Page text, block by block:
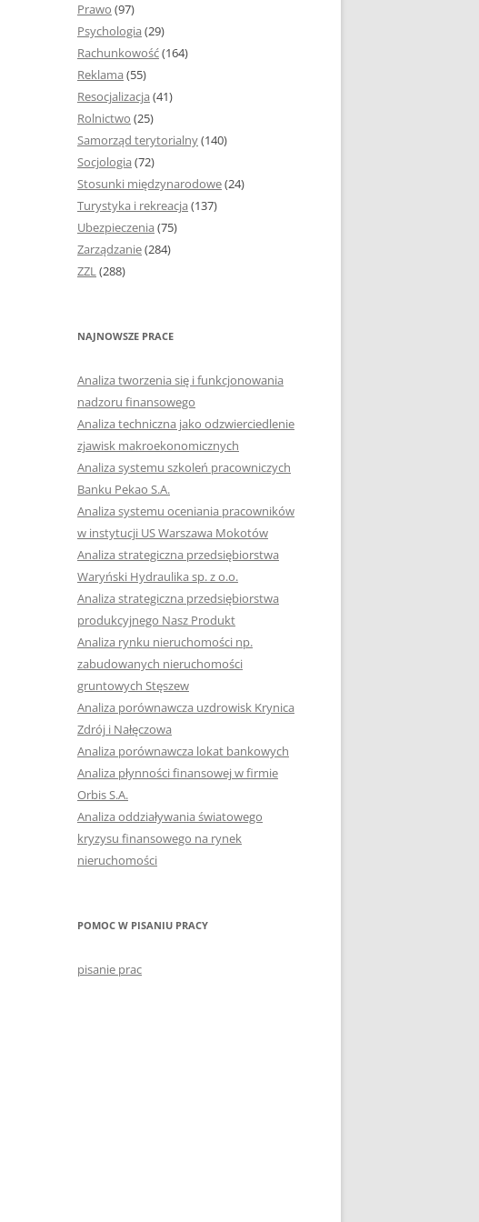
ROZDZIAŁY I PODROZDZIAŁY
ZAKOŃCZENIE PRACY
DYPLOMOWEJ
BIBLIOGRAFIA
SPIS RYSUNKÓW, TABEL I
ZAŁĄCZNIKÓW
TABELE, RYSUNKI ORAZ WYKRESY
KSIĄŻKI, KTÓRE POMOGĄ CI
NAPISAĆ PRACĘ DYPLOMOWĄ
JAK PRZYGOTOWAĆ SIĘ DO
USTNEGO EGZAMINU
DYPLOMOWEGO?
HIPOTEZY W PRACACH
DYPLOMOWYCH
JAK PRZYGOTOWAĆ SIĘ DO
OBRONY PRACY DYPLOMOWEJ
Prawo (97)
Psychologia (29)
Rachunkowość(164)
Reklama (55)
Resocjalizacja (41)
Rolnictwo (25)
Samorząd terytorialny(140)
Socjologia (72)
Stosunki międzynarodowe(24)
Turystyka i rekreacja (137)
Ubezpieczenia (75)
Zarządzanie(284)
ZZL(288)
NAJNOWSZE PRACE
Analiza tworzenia się i funkcjonowania
nadzoru finansowego
Analiza techniczna jako odzwierciedlenie
zjawisk makroekonomicznych
Analiza systemu szkoleń pracowniczych
Banku Pekao S.A.
Analiza systemu oceniania pracowników
w instytucji US Warszawa Mokotów
Analiza strategiczna przedsiębiorstwa
Waryński Hydraulika sp. z o.o.
Analiza strategiczna przedsiębiorstwa
produkcyjnego Nasz Produkt
Analiza rynku nieruchomości np.
zabudowanych nieruchomości
gruntowych Stęszew
Analiza porównawcza uzdrowisk Krynica
Zdrój i Nałęczowa
Analiza porównawcza lokat bankowych
Analiza płynności finansowej w firmie
Orbis S.A.
Analiza oddziaływania światowego
kryzysu finansowego na rynek
nieruchomości
POMOC W PISANIU PRACY
pisanie prac